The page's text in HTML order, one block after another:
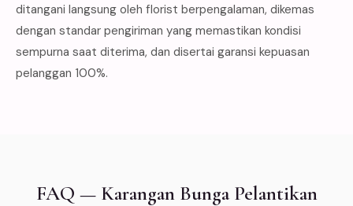
ditangani langsung oleh florist berpengalaman, dikemas
dengan standar pengiriman yang memastikan kondisi
sempurna saat diterima, dan disertai garansi kepuasan
pelanggan 100%.
FAQ — Karangan Bunga Pelantikan